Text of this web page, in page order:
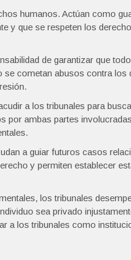
humanos. Actúan como
y que se respeten los
de garantizar que
se cometan abusos contra los
a los tribunales para
por ambas partes
a guiar futuros casos
y permiten establecer
los tribunales
sea privado
a los tribunales como